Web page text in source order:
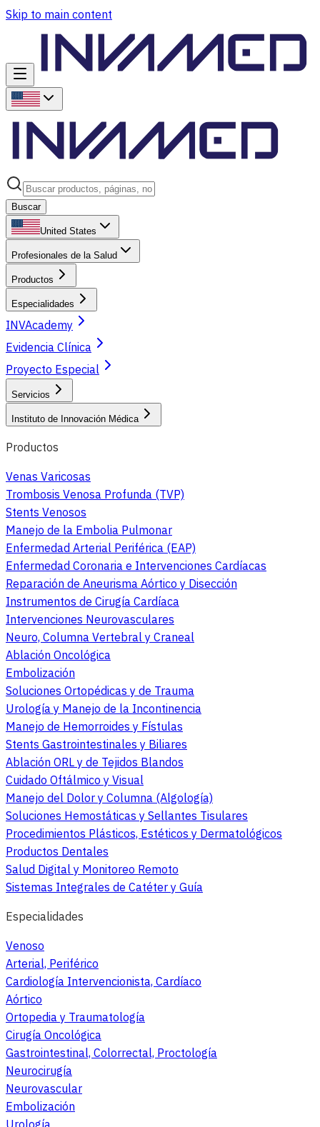
Skip to main content
Buscar
United States
Profesionales de la Salud
Productos
Especialidades
INVAcademy
Evidencia Clínica
Proyecto Especial
Servicios
Instituto de Innovación Médica
Productos
Venas Varicosas
Trombosis Venosa Profunda (TVP)
Stents Venosos
Manejo de la Embolia Pulmonar
Enfermedad Arterial Periférica (EAP)
Enfermedad Coronaria e Intervenciones Cardíacas
Reparación de Aneurisma Aórtico y Disección
Instrumentos de Cirugía Cardíaca
Intervenciones Neurovasculares
Neuro, Columna Vertebral y Craneal
Ablación Oncológica
Embolización
Soluciones Ortopédicas y de Trauma
Urología y Manejo de la Incontinencia
Manejo de Hemorroides y Fístulas
Stents Gastrointestinales y Biliares
Ablación ORL y de Tejidos Blandos
Cuidado Oftálmico y Visual
Manejo del Dolor y Columna (Algología)
Soluciones Hemostáticas y Sellantes Tisulares
Procedimientos Plásticos, Estéticos y Dermatológicos
Productos Dentales
Salud Digital y Monitoreo Remoto
Sistemas Integrales de Catéter y Guía
Especialidades
Venoso
Arterial, Periférico
Cardiología Intervencionista, Cardíaco
Aórtico
Ortopedia y Traumatología
Cirugía Oncológica
Gastrointestinal, Colorrectal, Proctología
Neurocirugía
Neurovascular
Embolización
Urología